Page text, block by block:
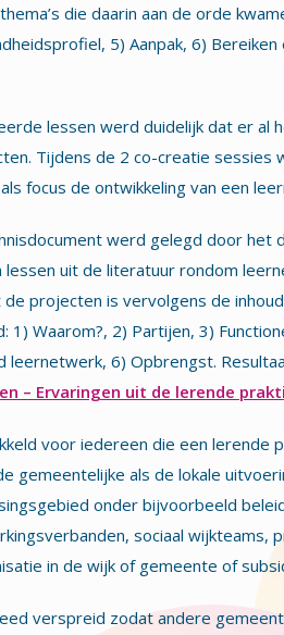
die daarin aan de orde
5) Aanpak, 6)
lessen werd duidelijk dat er al
Tijdens de 2 co-creatie
focus de ontwikkeling van een
werd gelegd door het
lessen uit de literatuur rondom
projecten is vervolgens de
1) Waarom?, 2) Partijen, 3)
leernetwerk, 6) Opbrengst.
– Ervaringen uit de lerende
voor iedereen die een lerende
gemeentelijke als de lokale
onder bijvoorbeeld
sociaal wijkteams,
in de wijk of gemeente of
verspreid zodat andere